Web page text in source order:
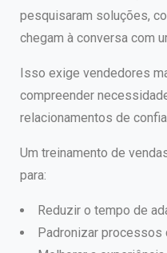
pesquisaram soluções,
chegam à conversa com
Isso exige vendedores
compreender
relacionamentos de
Um treinamento de
para:
Reduzir o tempo de
Padronizar processos